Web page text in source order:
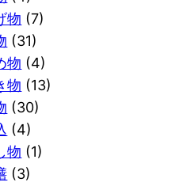
物 (7)
(31)
物 (4)
物 (13)
(30)
(4)
物 (1)
(3)